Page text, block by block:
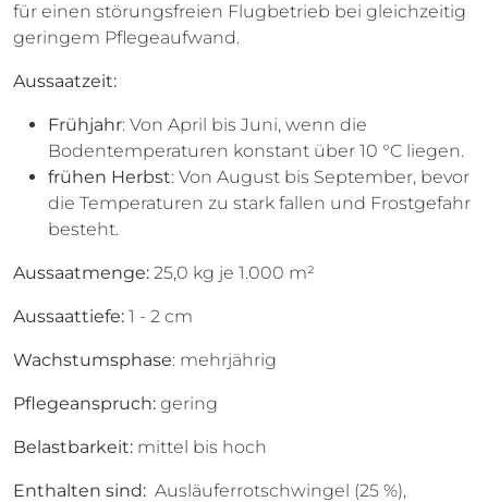
für einen störungsfreien Flugbetrieb bei gleichzeitig
geringem Pflegeaufwand.
Aussaatzeit:
Frühjahr: Von April bis Juni, wenn die
Bodentemperaturen konstant über 10 °C liegen.
frühen Herbst: Von August bis September, bevor
die Temperaturen zu stark fallen und Frostgefahr
besteht.
Aussaatmenge: 25,0 kg je 1.000 m²
Aussaattiefe: 1 - 2 cm
Wachstumsphase: mehrjährig
Pflegeanspruch: gering
Belastbarkeit: mittel bis hoch
Enthalten sind: Ausläuferrotschwingel (25 %),